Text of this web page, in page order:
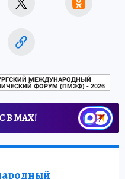
МЕЖДУНАРОДНЫЙ
ФОРУМ (ПМЭФ) - 2026
В МАХ!